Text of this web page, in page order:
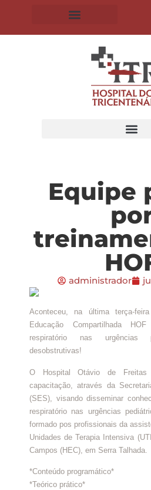
Equipe
administrador
Aconteceu, na última terça-
Educação Compartilhada
respiratório nas urgências
desobstrutivas!
O Hospital Otávio de Freitas
capacitação, através da
(SES), visando disseminar
respiratório nas urgências
formado pos profissionais da
Unidades de Terapia Intensiva
Campos (HEC), em Serra Talhada.
*Conteúdo programático*
*Teórico prático*